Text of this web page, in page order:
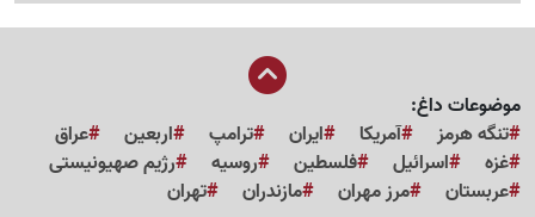
موضوعات داغ:
تنگه هرمز
آمریکا ایران ترامپ اربعین
عراق
غزه
اسرائیل فلسطین روسیه
رژیم صهیونیستی
عربستان
مرز مهران مازندران تهران